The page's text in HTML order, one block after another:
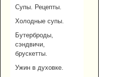
Супы. Рецепты.
Холодные супы.
Бутерброды,
сэндвичи,
брускетты.
Ужин в духовке.